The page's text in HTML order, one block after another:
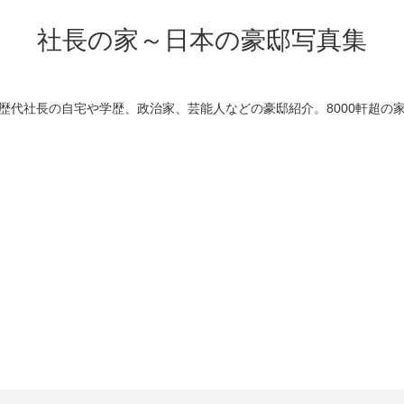
社長の家～日本の豪邸写真集
代社長の自宅や学歴、政治家、芸能人などの豪邸紹介。8000軒超の家